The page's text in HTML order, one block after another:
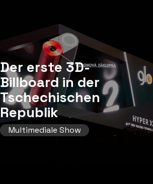
Der erste 3D-
Billboard in der
Tschechischen
Republik
Multimediale Show